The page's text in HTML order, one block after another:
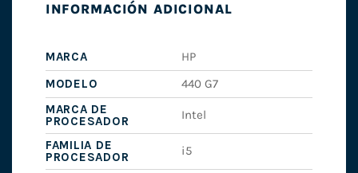
INFORMACIÓN ADICIONAL
MARCA
HP
MODELO
440 G7
MARCA DE
PROCESADOR
Intel
FAMILIA DE
PROCESADOR
i5